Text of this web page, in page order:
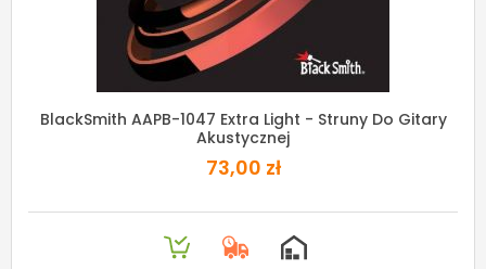
BlackSmith AAPB-1047 Extra Light - Struny Do Gitary
Akustycznej
73,00 zł